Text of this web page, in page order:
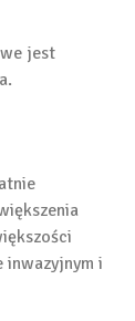
jest
inwazyjnym i